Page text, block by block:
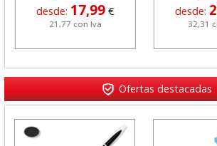
desde: 17,99 €
21,77 con Iva
desde:
32,31
Ofertas destacadas